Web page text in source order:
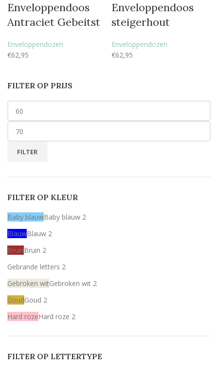
FILTER OP PRIJS
FILTER
FILTER OP KLEUR
Baby blauwBaby blauw 2
BlauwBlauw 2
BruinBruin 2
Gebrande letters 2
Gebroken witGebroken wit 2
GoudGoud 2
Hard rozeHard roze 2
FILTER OP LETTERTYPE
Enveloppendoos
Antraciet Gebeitst
Enveloppendozen
€62,95
Enveloppendoos
steigerhout
Enveloppendozen
€62,95